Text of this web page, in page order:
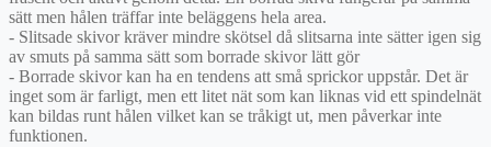
sätt men hålen träffar inte beläggens hela area.
- Slitsade skivor kräver mindre skötsel då slitsarna inte sätter igen sig
av smuts på samma sätt som borrade skivor lätt gör
- Borrade skivor kan ha en tendens att små sprickor uppstår. Det är
inget som är farligt, men ett litet nät som kan liknas vid ett spindelnät
kan bildas runt hålen vilket kan se tråkigt ut, men påverkar inte
funktionen.